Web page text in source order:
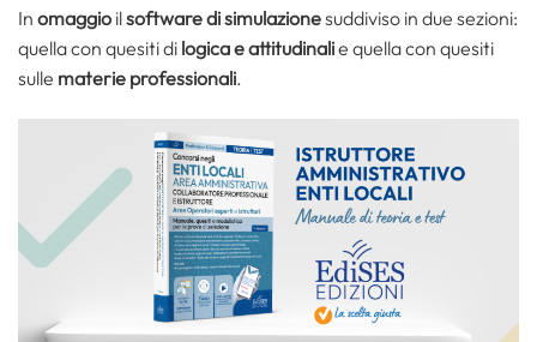
In omaggio ilsoftware di simulazionesuddiviso in due sezioni:
quella con quesiti di logica e attitudinalie quella con quesiti
sulle materie professionali.